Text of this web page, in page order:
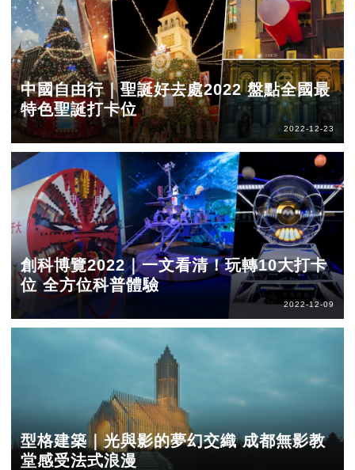
中國自由行｜聖誕好去處2022 盤點全國最
特色聖誕打卡位
2022-12-23
創科博覽2022｜一文看清！玩轉10大打卡
位 全方位科普體驗
2022-12-09
型格建築｜光與影的夢幻交織 成都無影教
堂感受法式浪漫